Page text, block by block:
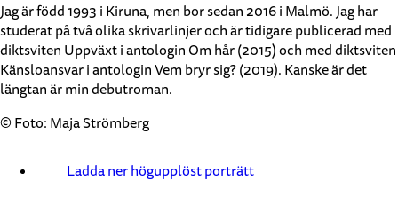
Jag är född 1993 i Kiruna, men bor sedan 2016 i Malmö. Jag har
studerat på två olika skrivarlinjer och är tidigare publicerad med
diktsviten Uppväxt i antologin Om hår (2015) och med diktsviten
Känsloansvar i antologin Vem bryr sig? (2019). Kanske är det
längtan är min debutroman.
© Foto: Maja Strömberg
Ladda ner högupplöst porträtt